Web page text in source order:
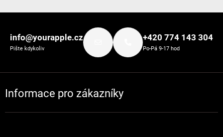
info@yourapple.cz
Pište kdykoliv
+420 774 143 304
Po-Pá 9-17 hod
Informace pro zákazníky